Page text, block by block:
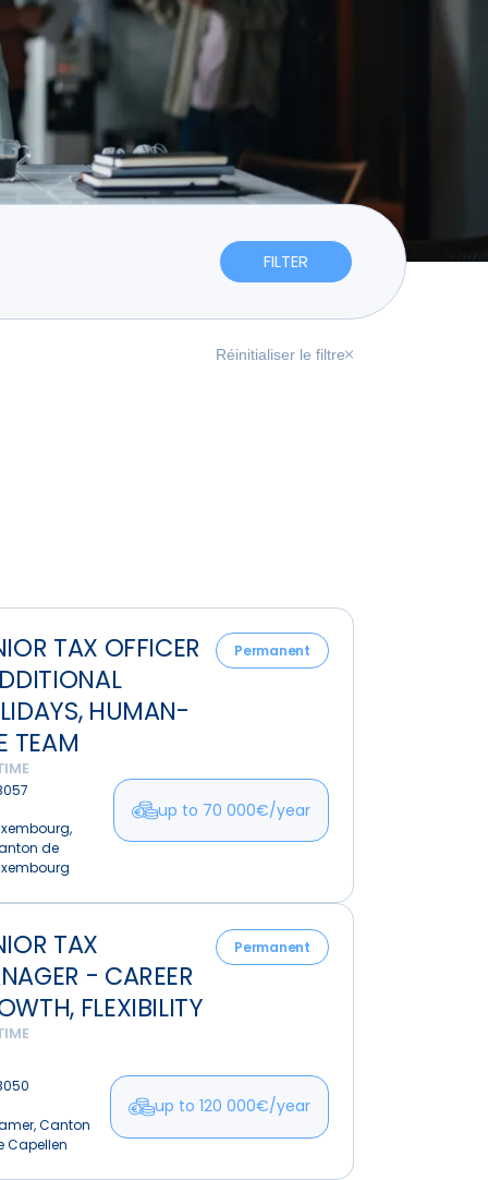
Réinitialiser le filtre
TAX OFFICER
HUMAN-
TEAM
Permanent
de
up to 70 000€/year
TAX
- CAREER
FLEXIBILITY
Permanent
Canton
Capellen
up to 120 000€/year